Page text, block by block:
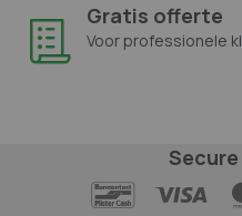
Gratis offerte
Voor professionele